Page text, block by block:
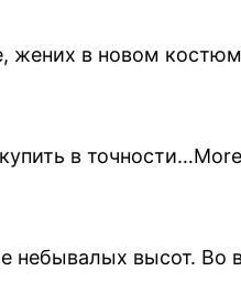
жених в новом
в точности…More
небывалых высот. Во